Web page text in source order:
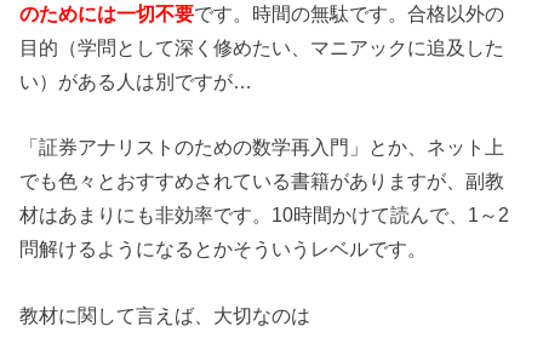
のためには一切不要です。時間の無駄です。合格以外の
目的（学問として深く修めたい、マニアックに追及した
い）がある人は別ですが…
「証券アナリストのための数学再入門」とか、ネット上
でも色々とおすすめされている書籍がありますが、副教
材はあまりにも非効率です。10時間かけて読んで、1～2
問解けるようになるとかそういうレベルです。
教材に関して言えば、大切なのは